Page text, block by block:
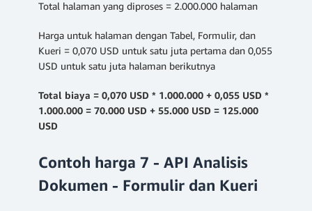
Total halaman yang diproses = 2.000.000 halaman
Harga untuk halaman dengan Tabel, Formulir, dan
Kueri = 0,070 USD untuk satu juta pertama dan 0,055
USD untuk satu juta halaman berikutnya
Total biaya = 0,070 USD * 1.000.000 + 0,055 USD *
1.000.000 = 70.000 USD + 55.000 USD = 125.000
USD
Contoh harga 7 - API Analisis
Dokumen - Formulir dan Kueri